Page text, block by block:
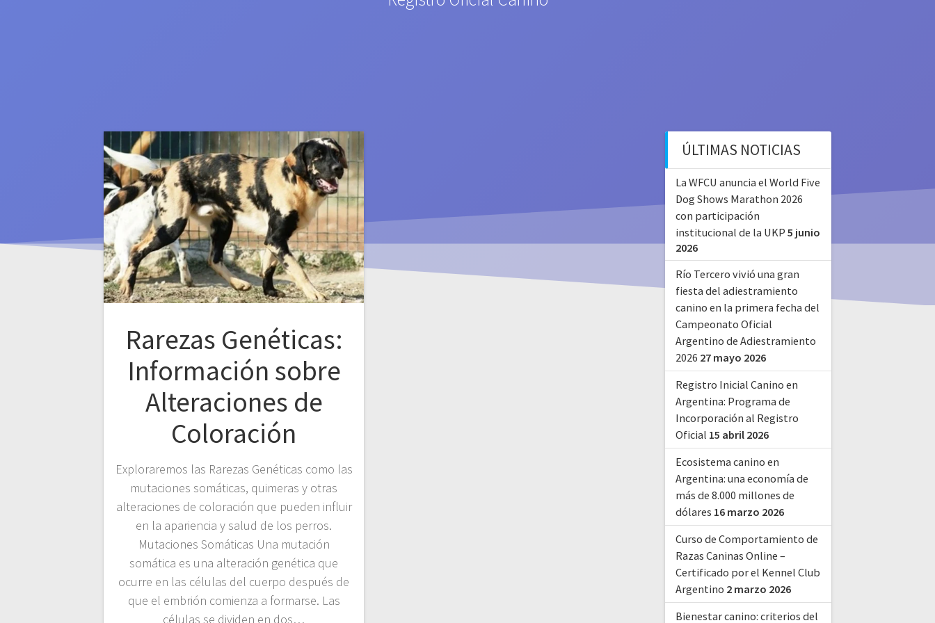
Rarezas Genéticas:
Información sobre
Alteraciones de
Coloración
Exploraremos las Rarezas Genéticas como las
mutaciones somáticas, quimeras y otras
alteraciones de coloración que pueden influir
en la apariencia y salud de los perros.
Mutaciones Somáticas Una mutación
somática es una alteración genética que
ocurre en las células del cuerpo después de
que el embrión comienza a formarse. Las
células se dividen en dos…
ÚLTIMAS NOTICIAS
La WFCU anuncia el World Five
Dog Shows Marathon 2026
con participación
institucional de la UKP 5 junio
2026
Río Tercero vivió una gran
fiesta del adiestramiento
canino en la primera fecha del
Campeonato Oficial
Argentino de Adiestramiento
2026 27 mayo 2026
Registro Inicial Canino en
Argentina: Programa de
Incorporación al Registro
Oficial 15 abril 2026
Ecosistema canino en
Argentina: una economía de
más de 8.000 millones de
dólares 16 marzo 2026
Curso de Comportamiento de
Razas Caninas Online –
Certificado por el Kennel Club
Argentino 2 marzo 2026
Bienestar canino: criterios del